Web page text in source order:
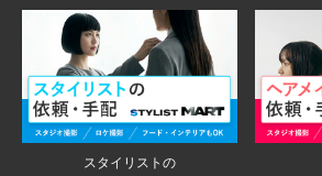
スタイリストの